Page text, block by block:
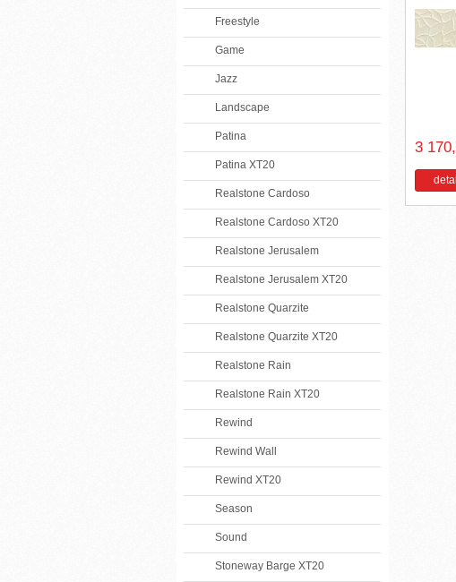
Freestyle
Game
Jazz
Landscape
Patina
Patina XT20
Realstone Cardoso
Realstone Cardoso XT20
Realstone Jerusalem
Realstone Jerusalem XT20
Realstone Quarzite
Realstone Quarzite XT20
Realstone Rain
Realstone Rain XT20
Rewind
Rewind Wall
Rewind XT20
Season
Sound
Stoneway Barge XT20
3